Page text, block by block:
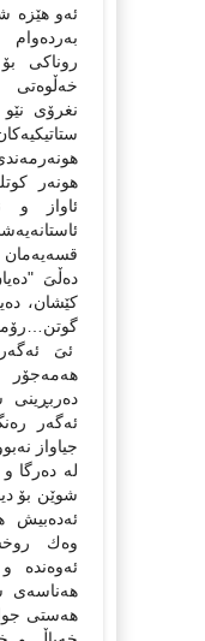
ئەو هێزە
بەردەوام
روناكى
خەڵوەتى
نغرۆى
هونەر
ئاواز
دەڵىَ
كێشان،
ئىَ
هەمەجۆر
ئەگەر
جیاواز
لە دەرگا
شوێن بۆ
ئەدەبیش
وەك
ئەوەندە
هەناسەى
هەستى